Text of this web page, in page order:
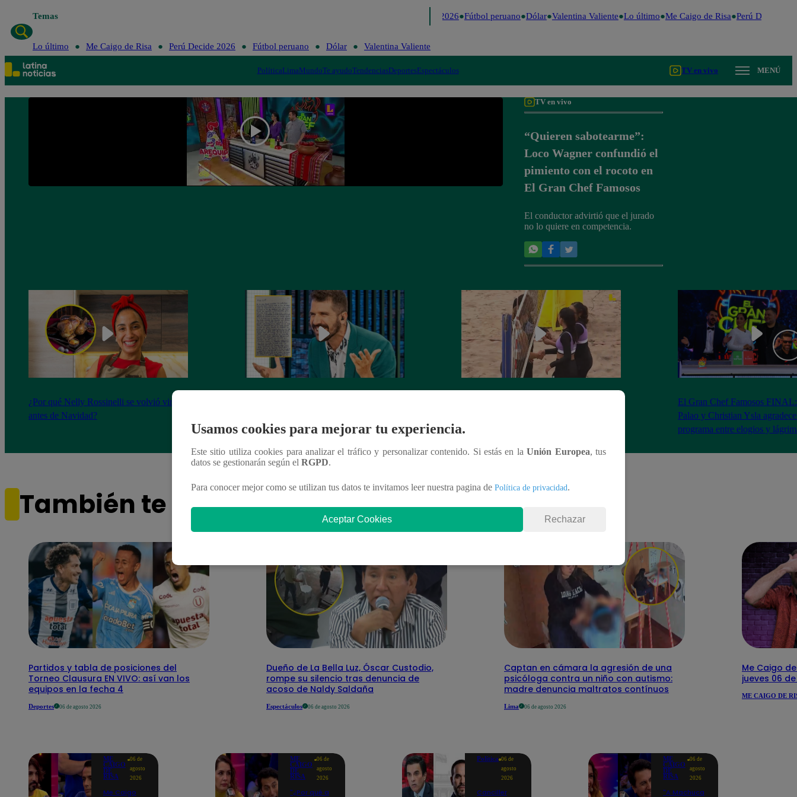
Temas Perú Decide 2026 Fútbol peruano Dólar Valentina Valiente Lo último Me Caigo de Risa Perú Decide
Lo último Me Caigo de Risa Perú Decide 2026 Fútbol peruano Dólar Valentina Valiente
PolíticaLimaMundoTe ayudoTendenciasDeportesEspectáculos TV en vivo MENÚ
TV en vivo
“Quieren sabotearme”:
Loco Wagner confundió el
pimiento con el rocoto en
El Gran Chef Famosos
El conductor advirtió que el jurado
no lo quiere en competencia.
¿Por qué Nelly Rossinelli se volvió viral
antes de Navidad?
de STEVE PALAO
El Gran Chef Famosos
Palao y Christian Ysla
programa entre elogios y
También te puede interesar
Partidos y tabla de posiciones del
Torneo Clausura EN VIVO: así van los
equipos en la fecha 4
Deportes 06 de agosto 2026
Dueño de La Bella Luz, Óscar Custodio,
rompe su silencio tras denuncia de
acoso de Naldy Saldaña
Espectáculos 06 de agosto 2026
Captan en cámara la agresión de una
psicóloga contra un niño con autismo:
madre denuncia maltratos contínuos
Lima 06 de agosto 2026
Me Caigo de
jueves 06
ME CAIGO DE
ME
CAIGO
DE
RISA
06 de
agosto
2026
Me Caigo
ME
CAIGO
DE
RISA
06 de
agosto
2026
"¿Por qué a
Política 06 de
agosto
2026
Canciller
ME
CAIGO
DE
RISA
06 de
agosto
2026
"A Machuca
Usamos cookies para mejorar tu experiencia.
Este sitio utiliza cookies para analizar el tráfico y personalizar contenido. Si estás en laUnión Europea, tus
datos se gestionarán según el RGPD.
Para conocer mejor como se utilizan tus datos te invitamos leer nuestra pagina de Política de privacidad.
Aceptar Cookies Rechazar